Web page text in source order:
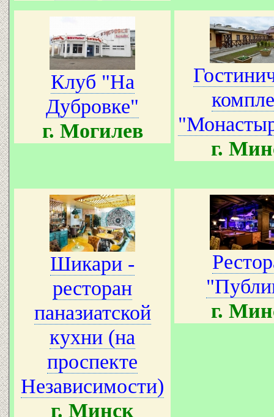
Клуб "На
Дубровке"
г. Могилев
г.
Шикари -
ресторан
паназиатской
кухни (на
проспекте
Независимости)
г. Минск
г.